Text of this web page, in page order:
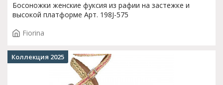
Босоножки женские фуксия из рафии на застежке и
высокой платформе Арт. 198J-575
Fiorina
Коллекция 2025